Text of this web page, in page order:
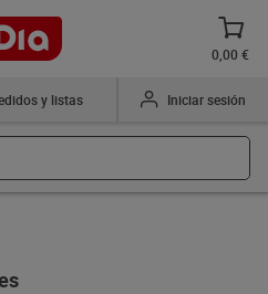
0,00 €
y listas Iniciar sesión